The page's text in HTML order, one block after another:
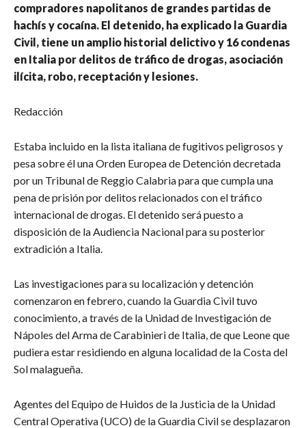
compradores napolitanos de grandes partidas de
hachís y cocaína. El detenido, ha explicado la Guardia
Civil, tiene un amplio historial delictivo y 16 condenas
en Italia por delitos de tráfico de drogas, asociación
ilícita, robo, receptación y lesiones.
Redacción
Estaba incluido en la lista italiana de fugitivos peligrosos y
pesa sobre él una Orden Europea de Detención decretada
por un Tribunal de Reggio Calabria para que cumpla una
pena de prisión por delitos relacionados con el tráfico
internacional de drogas. El detenido será puesto a
disposición de la Audiencia Nacional para su posterior
extradición a Italia.
Las investigaciones para su localización y detención
comenzaron en febrero, cuando la Guardia Civil tuvo
conocimiento, a través de la Unidad de Investigación de
Nápoles del Arma de Carabinieri de Italia, de que Leone que
pudiera estar residiendo en alguna localidad de la Costa del
Sol malagueña.
Agentes del Equipo de Huidos de la Justicia de la Unidad
Central Operativa (UCO) de la Guardia Civil se desplazaron